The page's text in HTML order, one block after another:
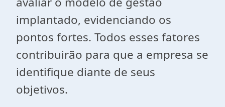
implantado, evidenciando os
pontos fortes. Todos esses fatores
contribuirão para que a empresa se
identifique diante de seus
objetivos.